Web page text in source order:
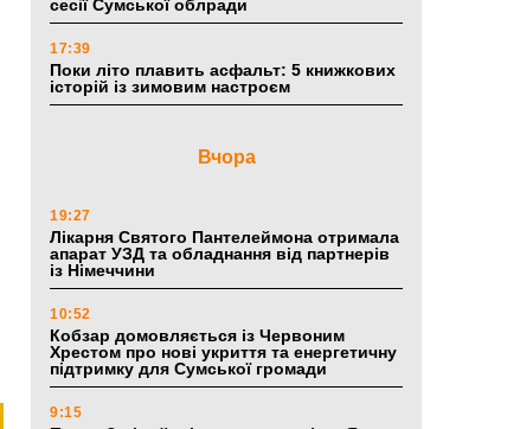
сесії Сумської облради
17:39
Поки літо плавить асфальт: 5 книжкових
історій із зимовим настроєм
Вчора
19:27
Лікарня Святого Пантелеймона отримала
апарат УЗД та обладнання від партнерів
із Німеччини
10:52
Кобзар домовляється із Червоним
Хрестом про нові укриття та енергетичну
підтримку для Сумської громади
9:15